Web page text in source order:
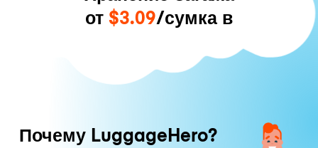
от $3.09/сумка в
Почему LuggageHero?